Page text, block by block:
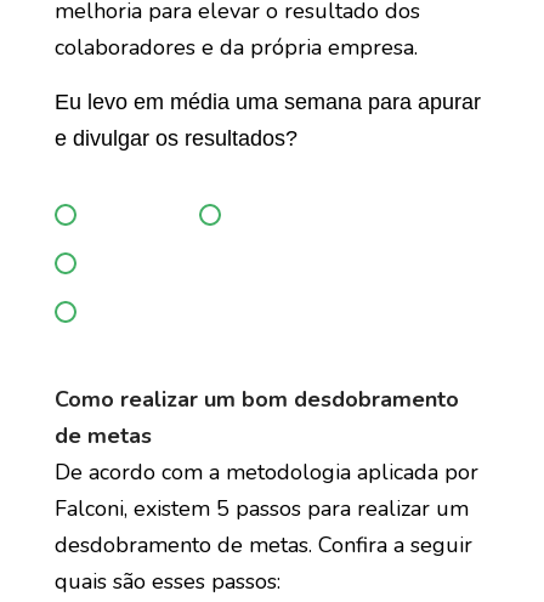
melhoria para elevar o resultado dos
colaboradores e da própria empresa.
Eu levo em média uma semana para apurar
e divulgar os resultados?
Como realizar um bom desdobramento
de metas
De acordo com a metodologia aplicada por
Falconi, existem 5 passos para realizar um
desdobramento de metas. Confira a seguir
quais são esses passos: